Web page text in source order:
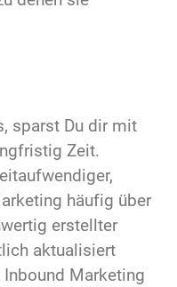
sparst Du dir mit
Zeit.
häufig über
erstellter
aktualisiert
Marketing